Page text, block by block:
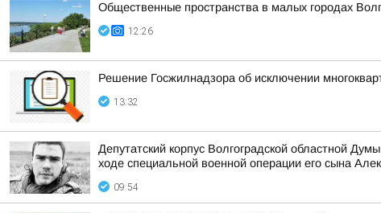
Общественные пространства в малых городах
12:26
Решение Госжилнадзора об исключении
13:32
Депутатский корпус Волгоградской областной
ходе специальной военной операции его сына
09:54